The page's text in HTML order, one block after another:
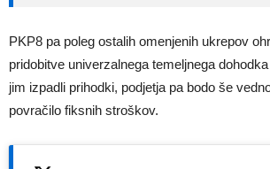
PKP8 pa poleg ostalih omenjenih ukrepov
pridobitve univerzalnega temeljnega
jim izpadli prihodki, podjetja pa bodo še
povračilo fiksnih stroškov.